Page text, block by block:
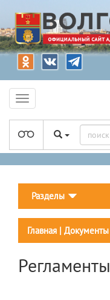
Разделы
Главная | Документы
Регламенты